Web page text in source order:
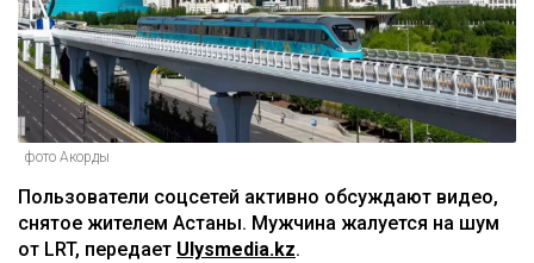
фото Акорды
Пользователи соцсетей активно обсуждают видео,
снятое жителем Астаны. Мужчина жалуется на шум
от LRT, передает Ulysmedia.kz.